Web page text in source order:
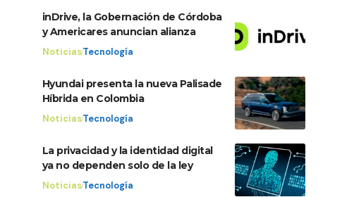
inDrive, la Gobernación de Córdoba
y Americares anuncian alianza
NoticiasTecnología
Hyundai presenta la nueva Palisade
Híbrida en Colombia
NoticiasTecnología
La privacidad y la identidad digital
ya no dependen solo de la ley
NoticiasTecnología